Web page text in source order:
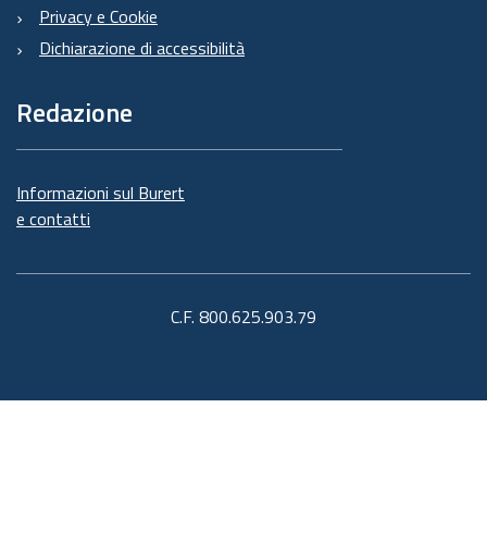
Privacy e Cookie
Dichiarazione di accessibilità
Redazione
Informazioni sul Burert
e contatti
C.F. 800.625.903.79